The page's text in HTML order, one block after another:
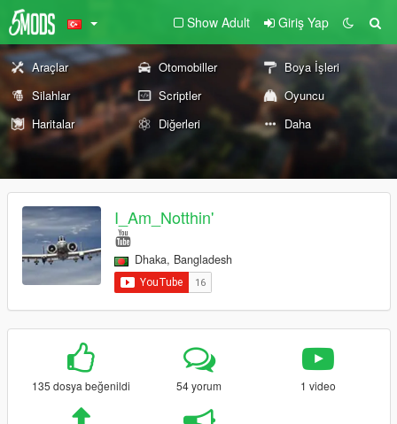
Show Adult Giriş Yap
Araçlar Otomobiller
Boya İşleri
Silahlar
Scriptler
Oyuncu
Haritalar
Diğerleri Daha
I_Am_Notthin'
Dhaka, Bangladesh
135 dosya beğenildi 54 yorum 1 video